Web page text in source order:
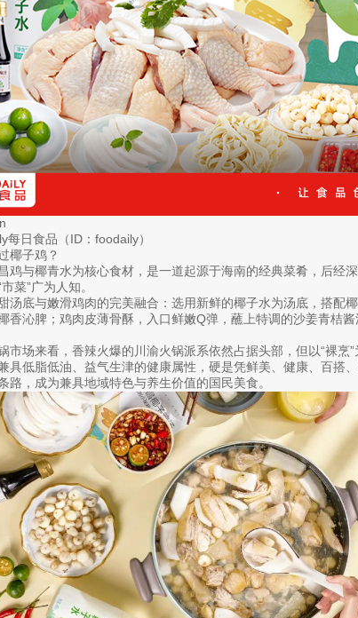
每日食品（ID：foodaily）
椰子鸡？
鸡与椰青水为核心食材，是一道起源于海南的经典菜肴，后经
菜”广为人知。
汤底与嫩滑鸡肉的完美融合：选用新鲜的椰子水为汤底，搭配
香沁脾；鸡肉皮薄骨酥，入口鲜嫩Q弹，蘸上特调的沙姜青桔
市场来看，香辣火爆的川渝火锅派系依然占据头部，但以“裸烹
具低脂低油、益气生津的健康属性，硬是凭鲜美、健康、百搭
路，成为兼具地域特色与养生价值的国民美食。